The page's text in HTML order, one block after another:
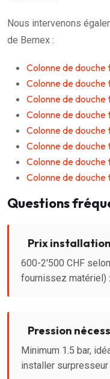
Nous intervenons
de Bernex :
Colonne de
Colonne de
Colonne de
Colonne de
Colonne de
Colonne de
Colonne de
Colonne de
Questions
Prix
600-2'500 CHF
fournissez matériel)
Pression
Minimum 1.5 bar,
installer surpresseur